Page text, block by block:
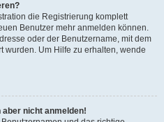
die Registrierung komplett
Benutzer mehr anmelden können.
oder der Benutzername, mit dem
wurden. Um Hilfe zu erhalten, wende
nicht anmelden!